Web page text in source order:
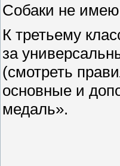
Собаки не
К третьему
за
(смотреть
основные и
медаль».